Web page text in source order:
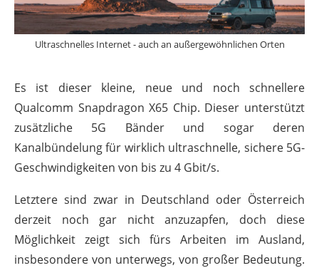
Ultraschnelles Internet - auch an außergewöhnlichen Orten
Es ist dieser kleine, neue und noch schnellere
Qualcomm Snapdragon X65 Chip. Dieser unterstützt
zusätzliche 5G Bänder und sogar deren
Kanalbündelung für wirklich ultraschnelle, sichere 5G-
Geschwindigkeiten von bis zu 4 Gbit/s.
Letztere sind zwar in Deutschland oder Österreich
derzeit noch gar nicht anzuzapfen, doch diese
Möglichkeit zeigt sich fürs Arbeiten im Ausland,
insbesondere von unterwegs, von großer Bedeutung.